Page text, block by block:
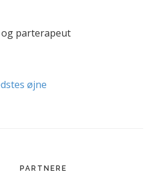
parterapeut
øjne
PARTNERE